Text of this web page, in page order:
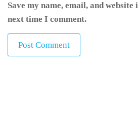
Save my name, email, and
next time I comment.